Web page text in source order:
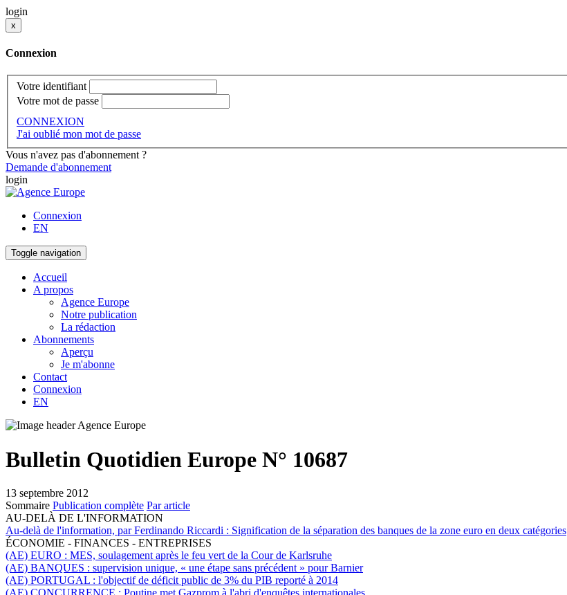
login
x
Connexion
Votre identifiant
Votre mot de passe
CONNEXION
J'ai oublié mon mot de passe
Vous n'avez pas d'abonnement ?
Demande d'abonnement
login
Connexion
EN
Toggle navigation
Accueil
A propos
Agence Europe
Notre publication
La rédaction
Abonnements
Aperçu
Je m'abonne
Contact
Connexion
EN
Bulletin Quotidien Europe N° 10687
13 septembre 2012
Sommaire Publication complète Par article
AU-DELÀ DE L'INFORMATION
Au-delà de l'information, par Ferdinando Riccardi : Signification de la séparation des banques de la zone euro en deux catégories
ÉCONOMIE - FINANCES - ENTREPRISES
(AE) EURO : MES, soulagement après le feu vert de la Cour de Karlsruhe
(AE) BANQUES : supervision unique, « une étape sans précédent » pour Barnier
(AE) PORTUGAL : l'objectif de déficit public de 3% du PIB reporté à 2014
(AE) CONCURRENCE : Poutine met Gazprom à l'abri d'enquêtes internationales